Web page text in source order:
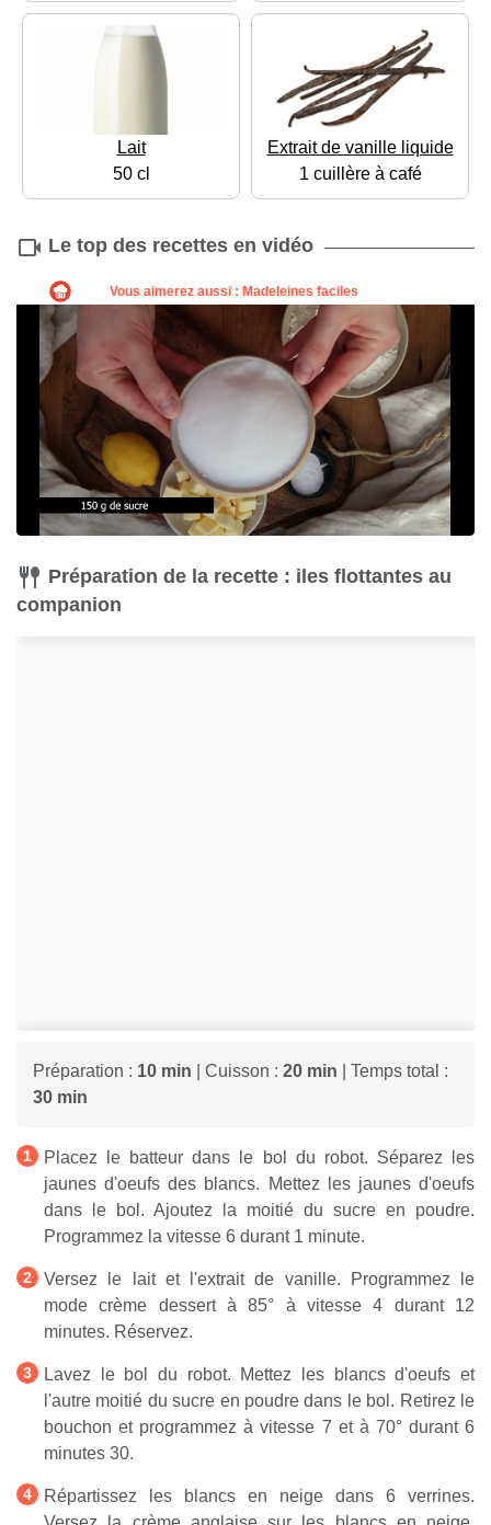
Lait
50 cl
Extrait de vanille liquide
1 cuillère à café
Le top des recettes en vidéo
Préparation de la recette : iles flottantes au
companion
Préparation : 10 min | Cuisson : 20 min | Temps total :
30 min
Placez le batteur dans le bol du robot. Séparez les
jaunes d'oeufs des blancs. Mettez les jaunes d'oeufs
dans le bol. Ajoutez la moitié du sucre en poudre.
Programmez la vitesse 6 durant 1 minute.
Versez le lait et l'extrait de vanille. Programmez le
mode crème dessert à 85° à vitesse 4 durant 12
minutes. Réservez.
Lavez le bol du robot. Mettez les blancs d'oeufs et
l'autre moitié du sucre en poudre dans le bol. Retirez le
bouchon et programmez à vitesse 7 et à 70° durant 6
minutes 30.
Répartissez les blancs en neige dans 6 verrines.